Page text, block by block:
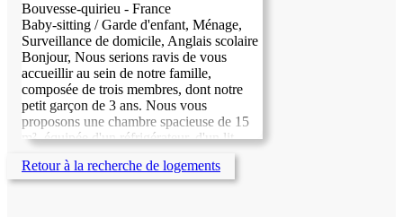
Bouvesse-quirieu - France
Baby-sitting / Garde d'enfant, Ménage,
Surveillance de domicile, Anglais scolaire
Bonjour, Nous serions ravis de vous
accueillir au sein de notre famille,
composée de trois membres, dont notre
petit garçon de 3 ans. Nous vous
proposons une chambre spacieuse de 15
m², équipée d'un réfrigérateur, d'un lit
affaires. Vous aurez également accès à nos
toilettes et à notre salle de bain, que nous
Retour à la recherche de logements